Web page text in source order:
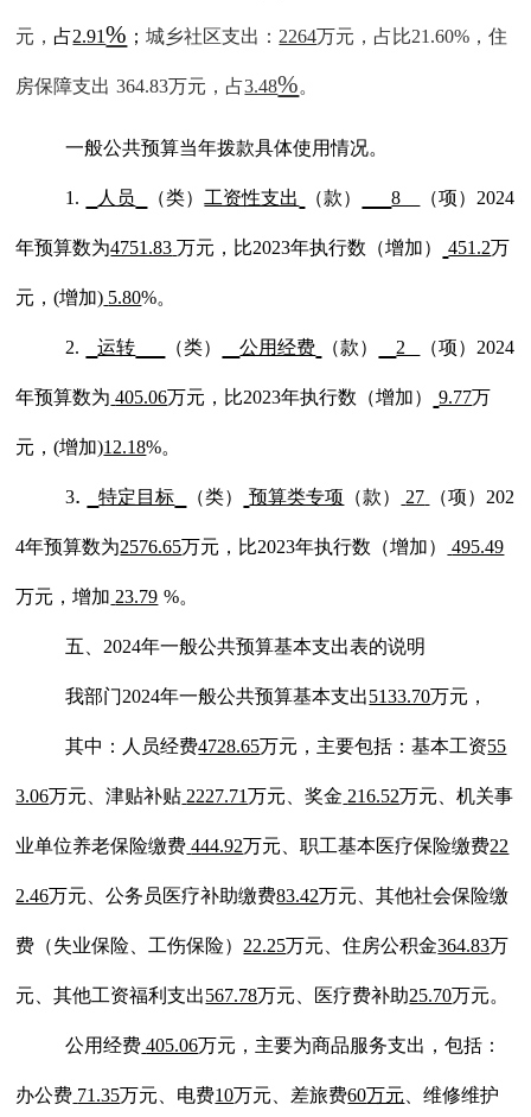
元， 占2.91% ；城乡社区支出： 2264万元，占比21.60%，住
房保障支出 364.83万元，占3.48%。
一般公共预算当年拨款具体使用情况。
1. 人员 （类） 工资性支出 （款） 8 （项） 2024
年预算数为4751.83 万元，比2023年执行数（增加） 451.2万
元，(增加) 5.80%。
2. 运转 （类） 公用经费 （款） 2 （项） 2024
年预算数为 405.06万元，比2023年执行数（增加） 9.77万
元，(增加)12.18%。
3. 特定目标 （类） 预算类专项 （款） 27 （项） 202
4年预算数为2576.65万元，比2023年执行数（增加） 495.49
万元，增加 23.79 %。
五、 2024年一般公共预算基本支出表的说明
我部门2024年一般公共预算基本支出5133.70万元，
其中：人员经费4728.65万元，主要包括：基本工资55
3.06万元、津贴补贴 2227.71万元、奖金 216.52万元、机关事
业单位养老保险缴费 444.92万元、职工基本医疗保险缴费22
2.46万元、公务员医疗补助缴费83.42万元、其他社会保险缴
费 （失业保险 工伤保险） 22.25万元、住房公积金364.83万
元、其他工资福利支出567.78万元、 医疗费补助25.70万元。
公用经费 405.06万元，主要为商品服务支出，包括：
办公费 71.35万元、电费10万元、差旅费60万元 、维修维护